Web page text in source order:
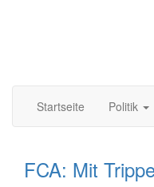
Startseite
Politik
FCA: Mit